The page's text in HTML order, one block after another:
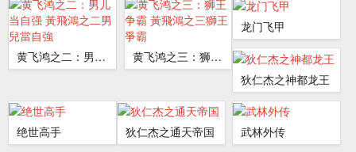
黄飞鸿之二：男儿当自强 黃飛鴻之二男兒當自強 黄飞鸿之三：狮王争霸 黃飛鴻之三獅王爭霸
龙门飞甲
狄仁杰之神都龙王
绝世高手 狄仁杰之通天帝国 武林外传